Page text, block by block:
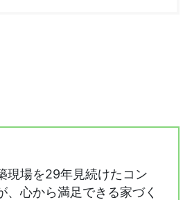
現場を29年見続けたコン
、心から満足できる家づく